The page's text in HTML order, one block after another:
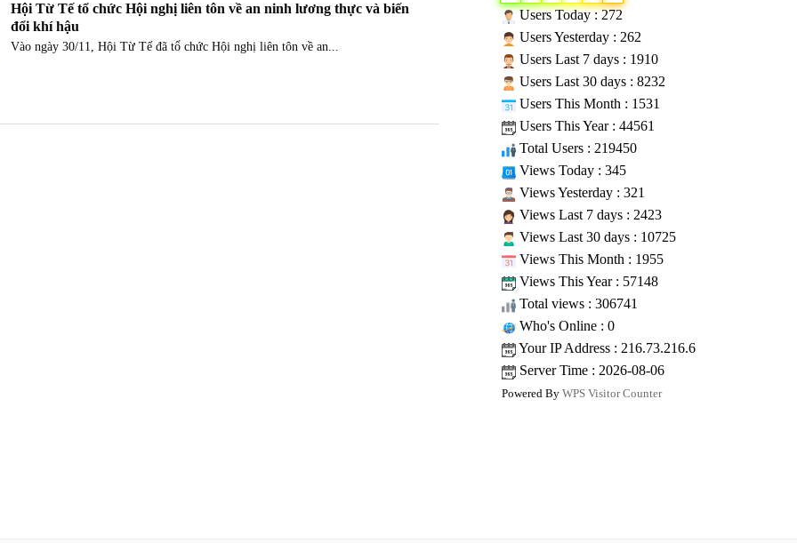
Hội Từ Tế tổ chức Hội nghị liên tôn về an ninh lương thực và biến
đổi khí hậu
Vào ngày 30/11, Hội Từ Tế đã tổ chức Hội nghị liên tôn về an...
Users Today : 272
Users Yesterday : 262
Users Last 7 days : 1910
Users Last 30 days : 8232
Users This Month : 1531
Users This Year : 44561
Total Users : 219450
Views Today : 345
Views Yesterday : 321
Views Last 7 days : 2423
Views Last 30 days : 10725
Views This Month : 1955
Views This Year : 57148
Total views : 306741
Who's Online : 0
Your IP Address : 216.73.216.6
Server Time : 2026-08-06
Powered By WPS Visitor Counter